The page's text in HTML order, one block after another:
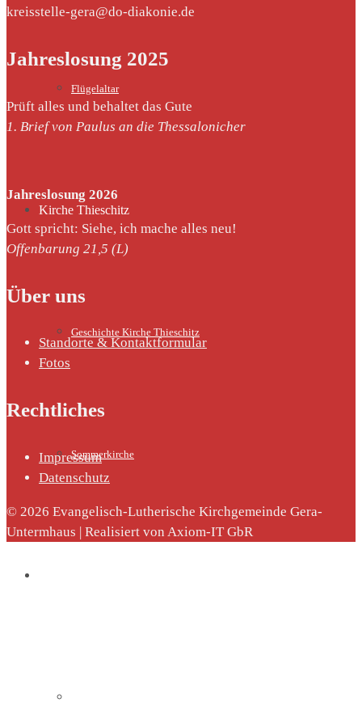
Flügelaltar
Kirche Thieschitz
Geschichte Kirche Thieschitz
Sommerkirche
kreisstelle-gera@do-diakonie.de
Jahreslosung 2025
Prüft alles und behaltet das Gute
1. Brief von Paulus an die Thessalonicher
Jahreslosung 2026
Gott spricht: Siehe, ich mache alles neu!
Offenbarung 21,5 (L)
Über uns
Standorte & Kontaktformular
Fotos
Rechtliches
Impressum
Datenschutz
© 2026 Evangelisch-Lutherische Kirchgemeinde Gera-
Untermhaus | Realisiert von Axiom-IT GbR